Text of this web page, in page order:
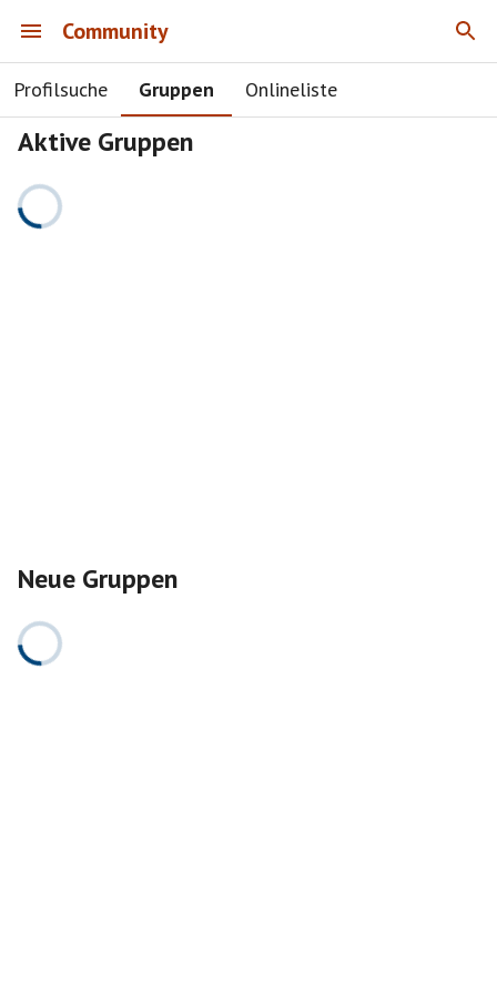
Community
Profilsuche Gruppen Onlineliste
Aktive Gruppen
Neue Gruppen